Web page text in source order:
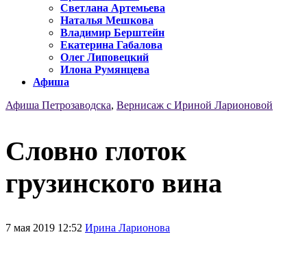
Светлана Артемьева
Наталья Мешкова
Владимир Берштейн
Екатерина Габалова
Олег Липовецкий
Илона Румянцева
Афиша
Афиша Петрозаводска, Вернисаж с Ириной Ларионовой
Словно глоток
грузинского вина
7 мая 2019 12:52 Ирина Ларионова